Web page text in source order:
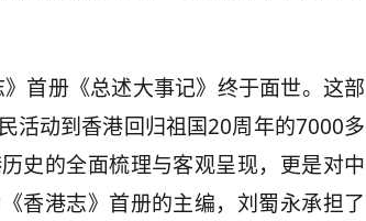
首册《总述大事记》终于面世。这部
活动到香港回归祖国20周年的7000多
史的全面梳理与客观呈现，更是对中
香港志》首册的主编，刘蜀永承担了